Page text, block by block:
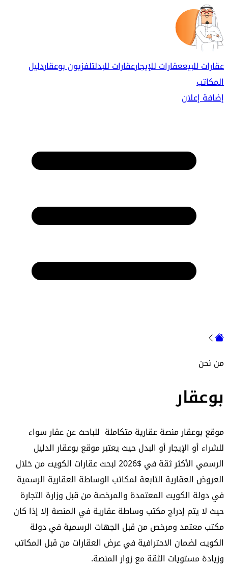
عقارات للبيععقارات للإيجارعقارات للبدلتلفزيون بوعقاردليل
المكاتب
إضافة إعلان
من نحن
بوعقار
موقع بوعقار منصة عقارية متكاملة للباحث عن عقار سواء
للشراء أو الإيجار أو البدل حيث يعتبر موقع بوعقار الدليل
الرسمي الأكثر ثقة في $2026لبحث عقارات الكويت من خلال
العروض العقارية التابعة لمكاتب الوساطة العقارية الرسمية
في دولة الكويت المعتمدة والمرخصة من قبل وزارة التجارة
حيث لا يتم إدراج مكتب وساطة عقارية في المنصة إلا إذا كان
مكتب معتمد ومرخص من قبل الجهات الرسمية في دولة
الكويت لضمان الاحترافية في عرض العقارات من قبل المكاتب
وزيادة مستويات الثقة مع زوار المنصة.